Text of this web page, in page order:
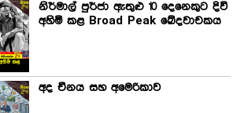
නිර්මාල් පුර්ජා ඇතුළු 10 දෙනෙකුට දිවි
අහිමි කළ Broad Peak ඛේදවාචකය
අද චීනය සහ අමෙරිකාව